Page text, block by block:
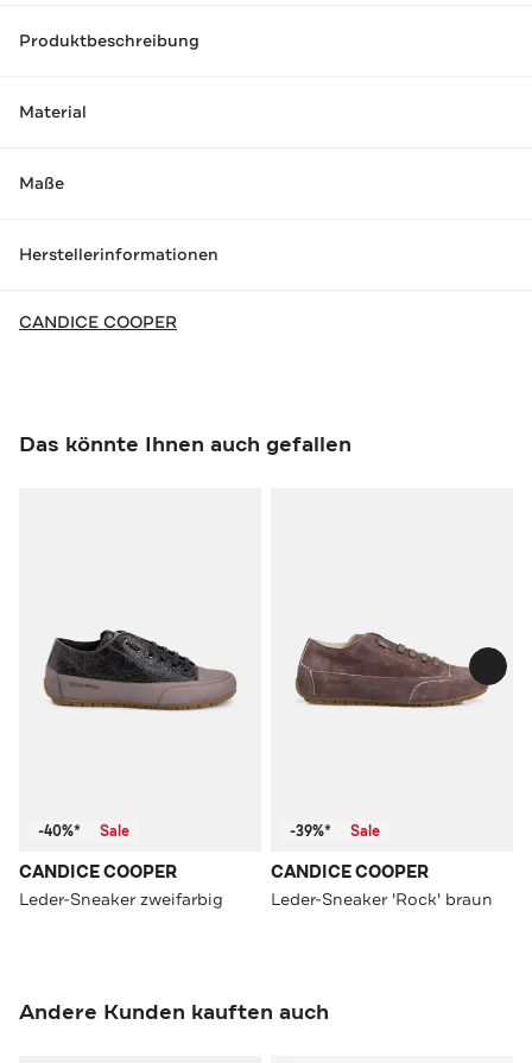
Produktbeschreibung
Material
Maße
Herstellerinformationen
CANDICE COOPER
Das könnte Ihnen auch gefallen
-40%* Sale
CANDICE COOPER
Leder-Sneaker zweifarbig
-39%* Sale
CANDICE COOPER
Leder-Sneaker 'Rock' braun
Andere Kunden kauften auch